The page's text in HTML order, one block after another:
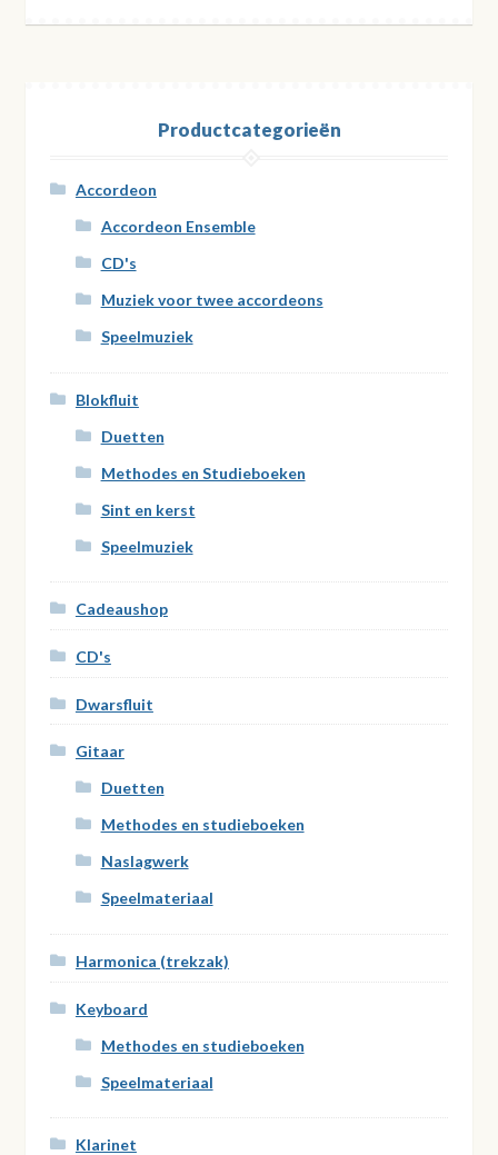
Productcategorieën
Accordeon
Accordeon Ensemble
CD's
Muziek voor twee accordeons
Speelmuziek
Blokfluit
Duetten
Methodes en Studieboeken
Sint en kerst
Speelmuziek
Cadeaushop
CD's
Dwarsfluit
Gitaar
Duetten
Methodes en studieboeken
Naslagwerk
Speelmateriaal
Harmonica (trekzak)
Keyboard
Methodes en studieboeken
Speelmateriaal
Klarinet